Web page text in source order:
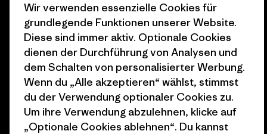
Stores in deiner
Nähe
Seitenverzeichnis
© 2026 Patagonia, Inc. All Rights Reserved.
Wir verwenden essenzielle Cookies für
grundlegende Funktionen unserer Website.
Diese sind immer aktiv. Optionale Cookies
dienen der Durchführung von Analysen und
dem Schalten von personalisierter Werbung.
Wenn du „Alle akzeptieren“ wählst, stimmst
du der Verwendung optionaler Cookies zu.
Um ihre Verwendung abzulehnen, klicke auf
„Optionale Cookies ablehnen“. Du kannst